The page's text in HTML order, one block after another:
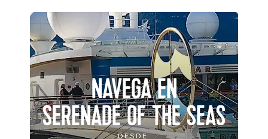
NAVEGA EN
SERENADE OF THE SEAS
DESDE